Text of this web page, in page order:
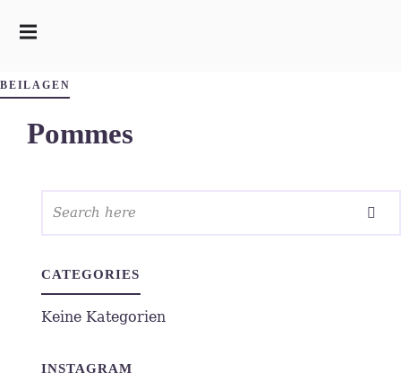
BEILAGEN
Pommes
CATEGORIES
Keine Kategorien
INSTAGRAM